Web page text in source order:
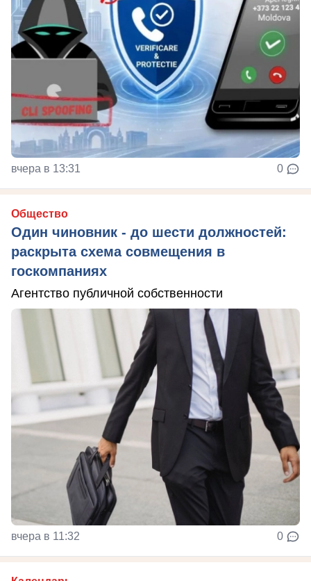
вчера в 13:31 0
Общество
Один чиновник - до шести должностей:
раскрыта схема совмещения в
госкомпаниях
Агентство публичной собственности
вчера в 11:32 0